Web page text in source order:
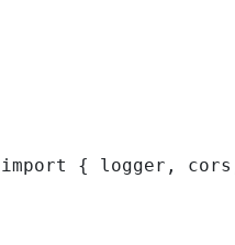
import { logger,